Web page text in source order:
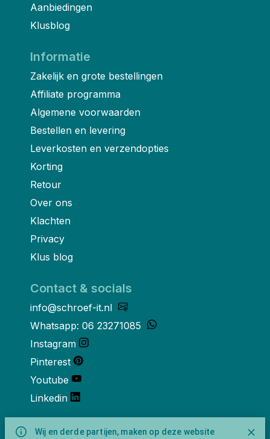
Wij en derde partijen, maken op deze website
Aanbiedingen
Klusblog
Informatie
Zakelijk en grote bestellingen
Affiliate programma
Algemene voorwaarden
Bestellen en levering
Leverkosten en verzendopties
Korting
Retour
Over ons
Klachten
Privacy
Klus blog
Contact & socials
info@schroef-it.nl
Whatsapp: 06 23271085
Instagram
Pinterest
Youtube
Linkedin
Over ons